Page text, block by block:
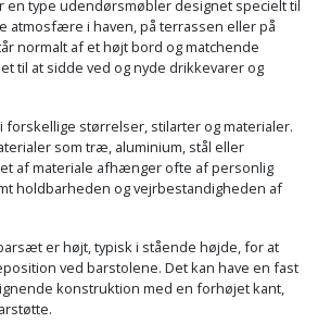
en type udendørsmøbler designet specielt til
atmosfære i haven, på terrassen eller på
normalt af et højt bord og matchende
til at sidde ved og nyde drikkevarer og
størrelser, stilarter og materialer.
som træ, aluminium, stål eller
af materiale afhænger ofte af personlig
holdbarheden og vejrbestandigheden af
er højt, typisk i stående højde, for at
ved barstolene. Det kan have en fast
konstruktion med en forhøjet kant,